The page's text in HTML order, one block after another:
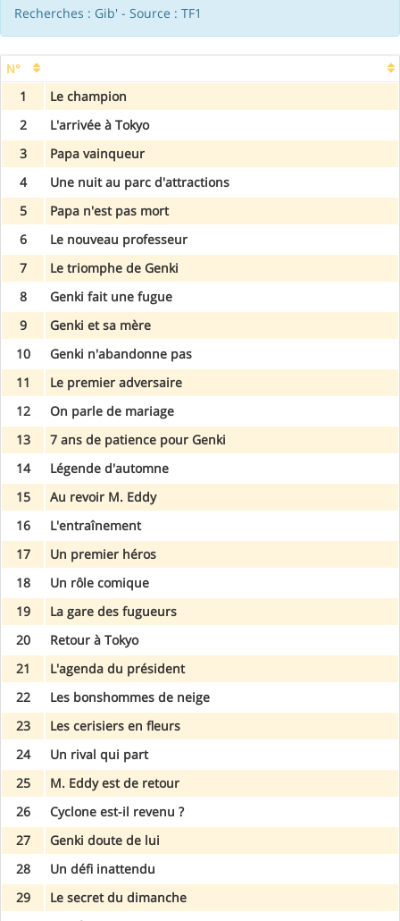
Recherches : Gib' - Source : TF1
N°
1
Le champion
2
L'arrivée à Tokyo
3
Papa vainqueur
4
Une nuit au parc d'attractions
5
Papa n'est pas mort
6
Le nouveau professeur
7
Le triomphe de Genki
8
Genki fait une fugue
9
Genki et sa mère
10
Genki n'abandonne pas
11
Le premier adversaire
12
On parle de mariage
13
7 ans de patience pour Genki
14
Légende d'automne
15
Au revoir M. Eddy
16
L'entraînement
17
Un premier héros
18
Un rôle comique
19
La gare des fugueurs
20
Retour à Tokyo
21
L'agenda du président
22
Les bonshommes de neige
23
Les cerisiers en fleurs
24
Un rival qui part
25
M. Eddy est de retour
26
Cyclone est-il revenu ?
27
Genki doute de lui
28
Un défi inattendu
29
Le secret du dimanche